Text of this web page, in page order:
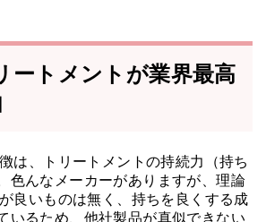
ートメントが業界最高
は、トリートメントの持続力（持ち
色んなメーカーがありますが、理論
良いものは無く、持ちを良くする成
いるため、他社製品が真似できない